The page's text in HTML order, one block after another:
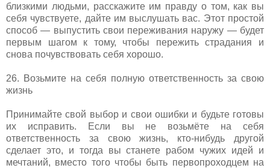
близкими людьми, расскажите им правду о том, как вы
себя чувствуете, дайте им выслушать вас. Этот простой
способ — выпустить свои переживания наружу — будет
первым шагом к тому, чтобы пережить страдания и
снова почувствовать себя хорошо.
26. Возьмите на себя полную ответственность за свою
жизнь
Принимайте свой выбор и свои ошибки и будьте готовы
их исправить. Если вы не возьмёте на себя
ответственность за свою жизнь, кто-нибудь другой
сделает это, и тогда вы станете рабом чужих идей и
мечтаний, вместо того чтобы быть первопроходцем на